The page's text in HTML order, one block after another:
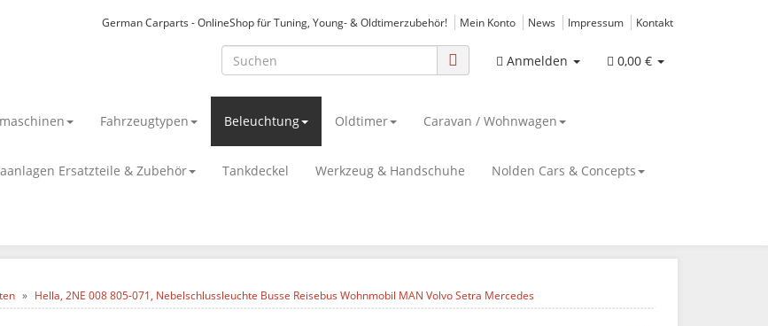
German Carparts - OnlineShop für Tuning, Young- & Oldtimerzubehör! Mein Konto News Impressum Kontakt
Anmelden 0,00 €
Fahrzeugtypen Beleuchtung Oldtimer Caravan / Wohnwagen
Ersatzteile & Zubehör Tankdeckel Werkzeug & Handschuhe Nolden Cars & Concepts
Hella, 2NE 008 805-071, Nebelschlussleuchte Busse Reisebus Wohnmobil MAN Volvo Setra Mercedes